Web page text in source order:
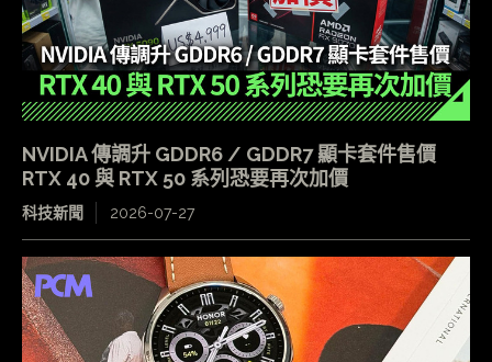
NVIDIA 傳調升 GDDR6 / GDDR7 顯卡套件售價
RTX 40 與 RTX 50 系列恐要再次加價
科技新聞 2026-07-27